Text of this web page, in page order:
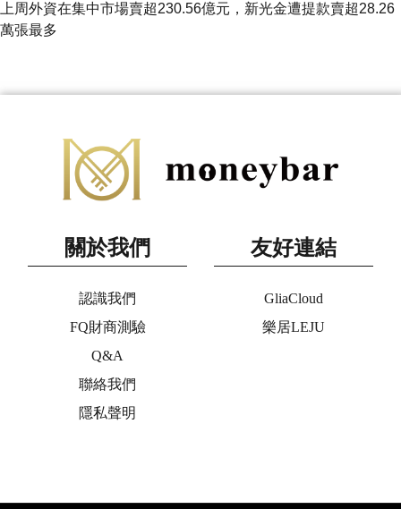
上周外資在集中市場賣超230.56億元，新光金遭提款賣超28.26
萬張最多
關於我們
認識我們
FQ財商測驗
Q&A
聯絡我們
隱私聲明
友好連結
GliaCloud
樂居LEJU